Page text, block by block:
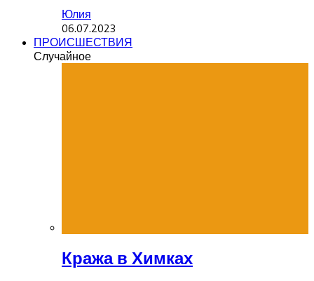
Юлия
06.07.2023
ПРОИСШЕСТВИЯ
Случайное
Кража в Химках